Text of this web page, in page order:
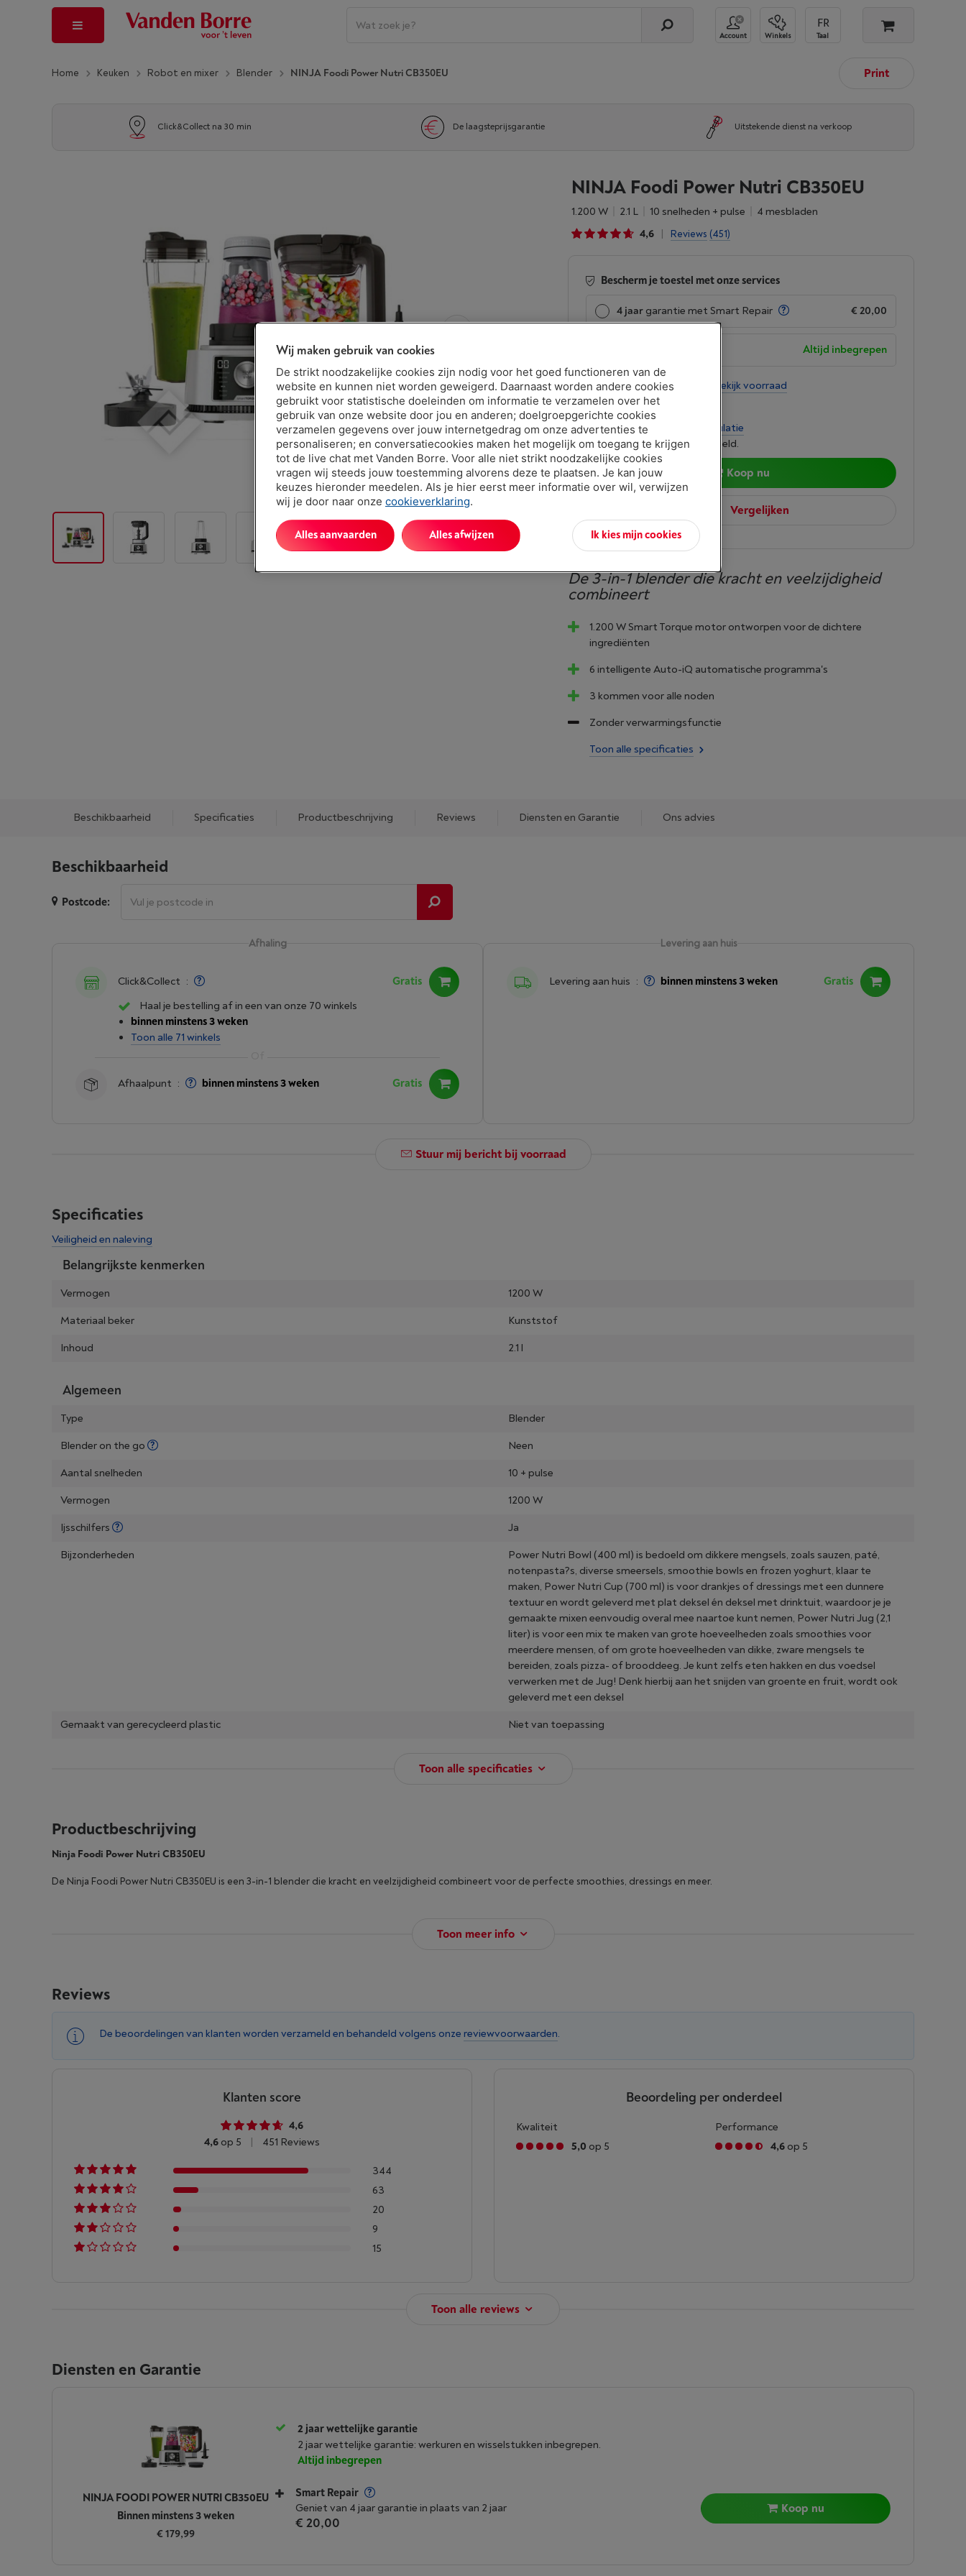
Account Winkels Taal
Home Keuken Robot en mixer Blender NINJA Foodi Power Nutri CB350EU Print
Click&Collect na 30 min De laagsteprijsgarantie Uitstekende dienst na verkoop
NINJA Foodi Power Nutri CB350EU
1.200 W 2.1 L 10 snelheden + pulse
4 mesbladen
4,6
| Reviews (451)
Bescherm je toestel met onze services
4 jaar garantie met Smart Repair € 20,00
Altijd inbegrepen
Binnen minstens 3 weken Bekijk voorraad
€ 179,99
Ofbetalen per maand
Simulatie
Let op, geld lenen kost ook geld.
Koop nu
Vergelijken
De 3-in-1 blender die kracht en veelzijdigheid
combineert
1.200 W Smart Torque motor ontworpen voor de dichtere
ingrediënten
6 intelligente Auto-iQ automatische programma's
3 kommen voor alle noden
Zonder verwarmingsfunctie
Toon alle specificaties
Beschikbaarheid Specificaties Productbeschrijving Reviews Diensten en Garantie Ons advies
Beschikbaarheid
Postcode:
Levering aan huis
Levering aan huis : binnen minstens 3 weken Gratis
Afhaling
Click&Collect :
Gratis
Haal je bestelling af in een van onze 70 winkels
binnen minstens 3 weken
Toon alle 71 winkels
Afhaalpunt : binnen minstens 3 weken Gratis
Stuur mij bericht bij voorraad
Specificaties
Veiligheid en naleving
Belangrijkste kenmerken
Vermogen
1200 W
Materiaal beker
Kunststof
Inhoud
2.1 l
Algemeen
Type
Blender
Blender on the go
Neen
Aantal snelheden
10 + pulse
Vermogen
1200 W
Ijsschilfers
Ja
Bijzonderheden
Power Nutri Bowl (400 ml) is bedoeld om dikkere mengsels, zoals sauzen, paté,
notenpasta?s, diverse smeersels, smoothie bowls en frozen yoghurt, klaar te
maken, Power Nutri Cup (700 ml) is voor drankjes of dressings met een dunnere
textuur en wordt geleverd met plat deksel én deksel met drinktuit, waardoor je je
gemaakte mixen eenvoudig overal mee naartoe kunt nemen, Power Nutri Jug (2,1
liter) is voor een mix te maken van grote hoeveelheden zoals smoothies voor
meerdere mensen, of om grote hoeveelheden van dikke, zware mengsels te
bereiden, zoals pizza- of brooddeeg. Je kunt zelfs eten hakken en dus voedsel
verwerken met de Jug! Denk hierbij aan het snijden van groente en fruit, wordt ook
geleverd met een deksel
Gemaakt van gerecycleerd plastic
Niet van toepassing
Toon alle specificaties
Productbeschrijving
Ninja Foodi Power Nutri CB350EU
De Ninja Foodi Power Nutri CB350EU is een 3-in-1 blender die kracht en veelzijdigheid combineert voor de perfecte smoothies, dressings en meer.
Toon meer info
Reviews
De beoordelingen van klanten worden verzameld en behandeld volgens onze reviewvoorwaarden.
Klanten score
4,6
4,6 op 5 | 451 Reviews
344
63
20
9
15
Beoordeling per onderdeel
Kwaliteit
5,0 op 5
Performance
4,6op 5
Toon alle reviews
Diensten en Garantie
NINJA FOODI POWER NUTRI CB350EU
Binnen minstens 3 weken
€ 179,99
2 jaar wettelijke garantie
2 jaar wettelijke garantie: werkuren en wisselstukken inbegrepen.
Altijd inbegrepen
Smart Repair
Geniet van 4 jaar garantie in plaats van 2 jaar
€ 20,00
Koop nu
Wij maken gebruik van cookies
De strikt noodzakelijke cookies zijn nodig voor het goed functioneren van de
website en kunnen niet worden geweigerd. Daarnaast worden andere cookies
gebruikt voor statistische doeleinden om informatie te verzamelen over het
gebruik van onze website door jou en anderen; doelgroepgerichte cookies
verzamelen gegevens over jouw internetgedrag om onze advertenties te
personaliseren; en conversatiecookies maken het mogelijk om toegang te krijgen
tot de live chat met Vanden Borre. Voor alle niet strikt noodzakelijke cookies
vragen wij steeds jouw toestemming alvorens deze te plaatsen. Je kan jouw
keuzes hieronder meedelen. Als je hier eerst meer informatie over wil, verwijzen
wij je door naar onze cookieverklaring.
Ik kies mijn cookies
Alles afwijzen
Alles aanvaarden